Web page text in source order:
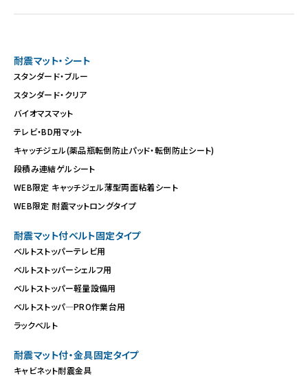
耐震マット・シート
スタンダード・ブルー
スタンダード・クリア
バイオマスマット
テレビ・BD用マット
キャッチジェル(薬品瓶転倒防止パッド・転倒防止シート)
段積み連結ゲルシート
WEB限定 キャッチジェル薄型両面粘着シート
WEB限定 耐震マットロングタイプ
耐震マット付ベルト固定タイプ
ベルトストッパーテレビ用
ベルトストッパーシェルフ用
ベルトストッパー軽量設備用
ベルトストッパ―PRO作業台用
ラックベルト
耐震マット付・金具固定タイプ
キャビネット耐震金具